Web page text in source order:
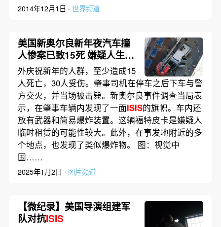
2014年12月1日 · 世界频道
美国新奥尔良新年夜汽车撞
人惨案已致15死 嫌疑人生前
加入极端组织
外庆祝新年的人群，至少造成15
人死亡，30人受伤。肇事司机在停车之后下车与警
方交火，并当场被击毙。新奥尔良事件调查当局表
示，在肇事车辆内发现了一面ISIS的旗帜。车内还
放有武器和简易爆炸装置。这辆福特皮卡是嫌疑人
临时租赁的可能性较大。此外，在事发地附近的多
个地点，也发现了类似爆炸物。 图：视觉中
国……
2025年1月2日 · 图片频道
【微纪录】美国导演组建军
队对抗ISIS